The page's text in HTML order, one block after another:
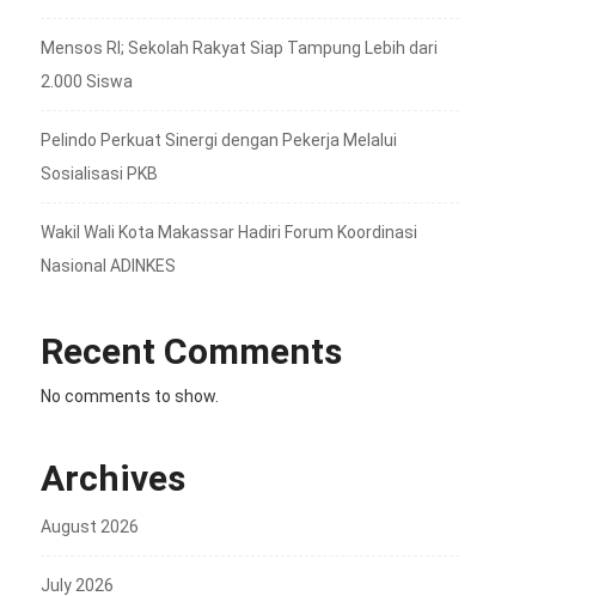
Mensos RI; Sekolah Rakyat Siap Tampung Lebih dari
2.000 Siswa
Pelindo Perkuat Sinergi dengan Pekerja Melalui
Sosialisasi PKB
Wakil Wali Kota Makassar Hadiri Forum Koordinasi
Nasional ADINKES
Recent Comments
No comments to show.
Archives
August 2026
July 2026